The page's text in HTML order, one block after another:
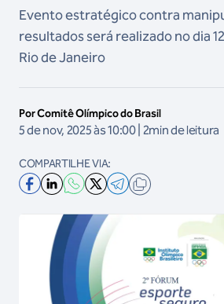
Evento estratégico contra
resultados será realizado no dia
Rio de Janeiro
Por Comitê Olímpico do Brasil
5 de nov, 2025 às 10:00 | 2min de leitura
COMPARTILHE VIA: